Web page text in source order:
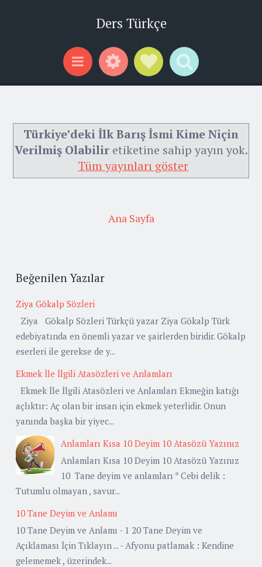
Ders Türkçe
Menu WidgetsSocial Links
Search
Türkiye’deki İlk Barış İsmi Kime Niçin
Verilmiş Olabiliretiketine sahip yayın yok.
Tüm yayınları göster
Ana Sayfa
Beğenilen Yazılar
Ziya Gökalp Sözleri
Ziya Gökalp Sözleri Türkçü yazar Ziya Gökalp Türk
edebiyatında en önemli yazar ve şairlerden biridir. Gökalp
eserleri ile gerekse de y...
Ekmek İle İlgili Atasözleri ve Anlamları
Ekmek İle İlgili Atasözleri ve Anlamları Ekmeğin katığı
açlıktır: Aç olan bir insan için ekmek yeterlidir. Onun
yanında başka bir yiyec...
Anlamları Kısa 10 Deyim 10 Atasözü Yazınız
Anlamları Kısa 10 Deyim 10 Atasözü Yazınız
10 Tane deyim ve anlamları * Cebi delik :
Tutumlu olmayan , savur...
10 Tane Deyim ve Anlamı
10 Tane Deyim ve Anlamı - 1 20 Tane Deyim ve
Açıklaması İçin Tıklayın ... - Afyonu patlamak : Kendine
gelememek , üzerindek...